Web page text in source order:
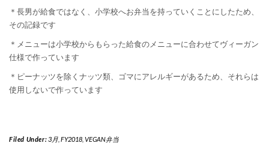
＊長男が給食ではなく、小学校へお弁当を持っていくことにしたため、
その記録です
＊メニューは小学校からもらった給食のメニューに合わせてヴィーガン
仕様で作っています
＊ピーナッツを除くナッツ類、ゴマにアレルギーがあるため、それらは
使用しないで作っています
Filed Under:3月, FY2018, VEGAN弁当